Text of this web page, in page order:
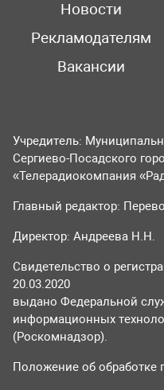
Новости
Рекламодателям
Вакансии
Учредитель:
Сергиево-Посадского
«Телерадиокомпания
Главный редактор:
Директор: Андреева Н.Н.
Свидетельство о
20.03.2020
выдано Федеральной
информационных
(Роскомнадзор).
Положение об обработке